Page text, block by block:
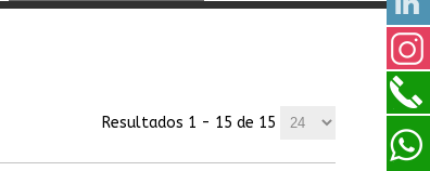
Resultados 1 - 15 de 15